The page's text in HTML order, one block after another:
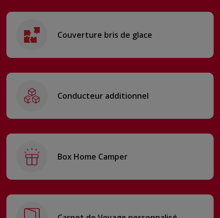
Couverture bris de glace
Conducteur additionnel
Box Home Camper